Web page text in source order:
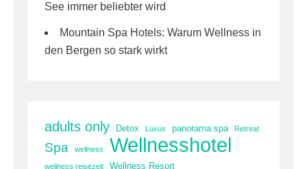
See immer beliebter wird
Mountain Spa Hotels: Warum Wellness in
den Bergen so stark wirkt
adults only Detox Luxus panorama spa Retreat
Spa wellness Wellnesshotel
wellness reisezeit Wellness Resort